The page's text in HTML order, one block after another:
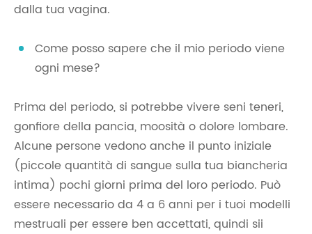
dalla tua vagina.
Come posso sapere che il mio periodo viene
ogni mese?
Prima del periodo, si potrebbe vivere seni teneri,
gonfiore della pancia, moosità o dolore lombare.
Alcune persone vedono anche il punto iniziale
(piccole quantità di sangue sulla tua biancheria
intima) pochi giorni prima del loro periodo. Può
essere necessario da 4 a 6 anni per i tuoi modelli
mestruali per essere ben accettati, quindi sii